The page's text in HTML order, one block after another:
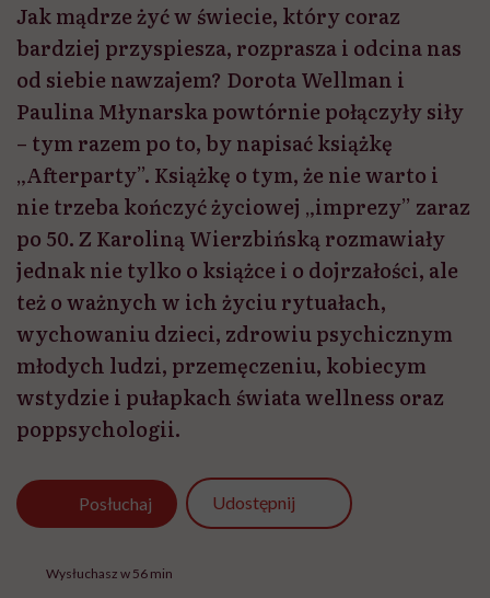
Jak mądrze żyć w świecie, który coraz
bardziej przyspiesza, rozprasza i odcina nas
od siebie nawzajem? Dorota Wellman i
Paulina Młynarska powtórnie połączyły siły
– tym razem po to, by napisać książkę
„Afterparty”. Książkę o tym, że nie warto i
nie trzeba kończyć życiowej „imprezy” zaraz
po 50. Z Karoliną Wierzbińską rozmawiały
jednak nie tylko o książce i o dojrzałości, ale
też o ważnych w ich życiu rytuałach,
wychowaniu dzieci, zdrowiu psychicznym
młodych ludzi, przemęczeniu, kobiecym
wstydzie i pułapkach świata wellness oraz
poppsychologii.
Posłuchaj Udostępnij
Wysłuchasz w 56 min